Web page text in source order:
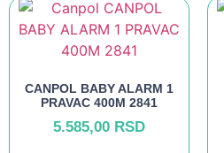
CANPOL BABY ALARM 1
PRAVAC 400M 2841
5.585,00 RSD